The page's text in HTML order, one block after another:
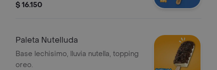
$ 16.150
Paleta Nutelluda
Base lechisimo, lluvia nutella, topping
oreo.